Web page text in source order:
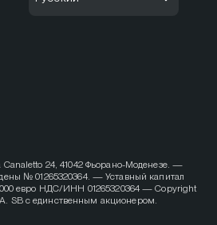
24, 41042 Фьорано-Моденезе. —
№ 01265320364. — Уставный капитал
000 евро НДС/ИНН 01265320364 — Copyright
SB с единственным акционером.